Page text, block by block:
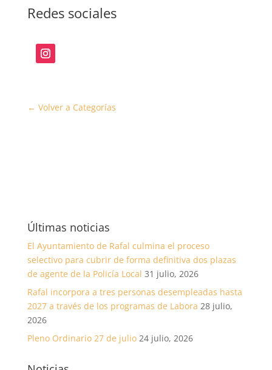
Redes sociales
← Volver a Categorías
Últimas noticias
El Ayuntamiento de Rafal culmina el proceso
selectivo para cubrir de forma definitiva dos plazas
de agente de la Policía Local 31 julio, 2026
Rafal incorpora a tres personas desempleadas hasta
2027 a través de los programas de Labora 28 julio,
2026
Pleno Ordinario 27 de julio 24 julio, 2026